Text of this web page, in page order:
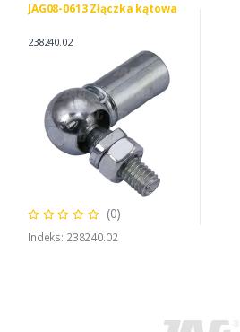
JAG08-0613 Złączka kątowa
238240.02
(0)
Indeks: 238240.02